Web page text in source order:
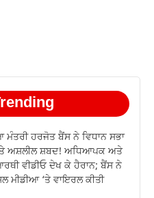
ਮੰਤਰੀ ਹਰਜੋਤ ਬੈਂਸ ਨੇ ਵਿਧਾਨ ਸਭਾ
ਅਸ਼ਲੀਲ ਸ਼ਬਦ! ਅਧਿਆਪਕ ਅਤੇ
ਵੀਡੀਓ ਦੇਖ ਕੇ ਹੈਰਾਨ; ਬੈਂਸ ਨੇ
ਮੀਡੀਆ ‘ਤੇ ਵਾਇਰਲ ਕੀਤੀ